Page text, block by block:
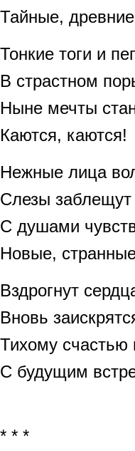
Тайные,
Тонкие тоги и
В страстном
Ныне мечты
Каются, каются!
Нежные лица
Слезы
С душами
Новые,
Вздрогнут
Вновь
Тихому счастью
С будущим
* * *